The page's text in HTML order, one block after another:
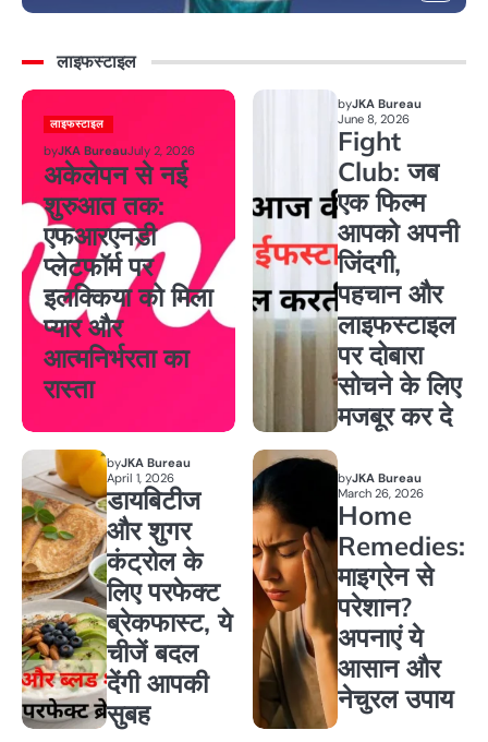
लाइफस्टाइल
लाइफस्टाइल
byJKA BureauJuly 2, 2026
अकेलेपन से नई
शुरुआत तक:
एफआरएनडी
प्लेटफॉर्म पर
इलक्किया को मिला
प्यार और
आत्मनिर्भरता का
रास्ता
byJKA Bureau
June 8, 2026
Fight
Club: जब
एक फिल्म
आपको अपनी
जिंदगी,
पहचान और
लाइफस्टाइल
पर दोबारा
सोचने के लिए
मजबूर कर दे
byJKA Bureau
April 1, 2026
डायबिटीज
और शुगर
कंट्रोल के
लिए परफेक्ट
ब्रेकफास्ट, ये
चीजें बदल
देंगी आपकी
सुबह
byJKA Bureau
March 26, 2026
Home
Remedies:
माइग्रेन से
परेशान?
अपनाएं ये
आसान और
नेचुरल उपाय